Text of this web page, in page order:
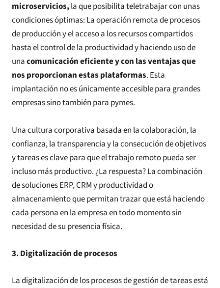
microservicios,la que posibilita teletrabajar con unas
condiciones óptimas: La operación remota de procesos
de producción y el acceso a los recursos compartidos
hasta el control de la productividad y haciendo uso de
unacomunicación eficiente y con las ventajas que
nos proporcionan estas plataformas. Esta
implantación no es únicamente accesible para grandes
empresas sino también para pymes.
Una cultura corporativa basada en la colaboración, la
confianza, la transparencia y la consecución de objetivos
y tareas es clave para que el trabajo remoto pueda ser
incluso más productivo. ¿La respuesta? La combinación
de soluciones ERP, CRM y productividad o
almacenamiento que permitan trazar que está haciendo
cada persona en la empresa en todo momento sin
necesidad de su presencia física.
3. Digitalización de procesos
La digitalización de los procesos de gestión de tareas está